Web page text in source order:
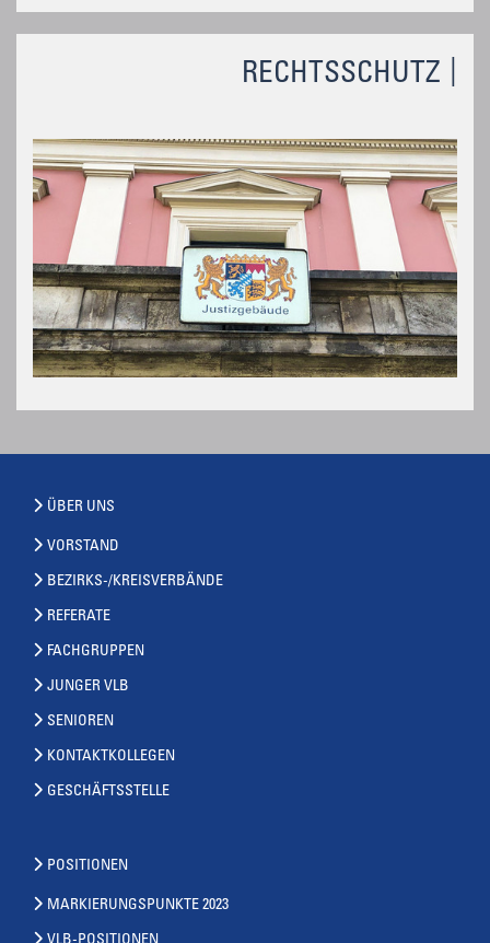
RECHTSSCHUTZ
ÜBER UNS
VORSTAND
BEZIRKS-/KREISVERBÄNDE
REFERATE
FACHGRUPPEN
JUNGER VLB
SENIOREN
KONTAKTKOLLEGEN
GESCHÄFTSSTELLE
POSITIONEN
MARKIERUNGSPUNKTE 2023